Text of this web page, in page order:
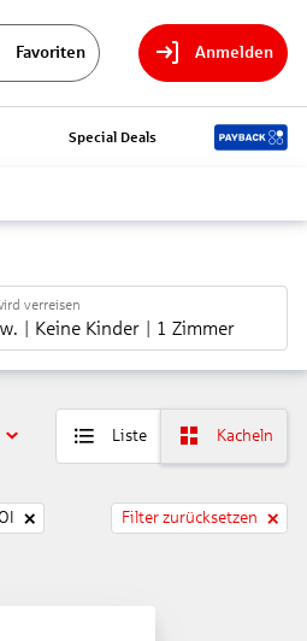
Favoriten Anmelden
Special Deals
verreisen
Keine Kinder 1 Zimmer
Liste Kacheln
Filter zurücksetzen